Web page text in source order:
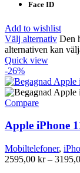
Face ID
Add to wishlist
Välj alternativ Den
alternativen kan
Quick view
-26%
Compare
Apple iPhone
Mobiltelefoner,
2595,00 kr –